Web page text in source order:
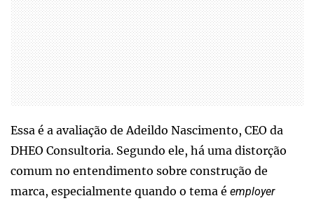
Essa é a avaliação de Adeildo Nascimento, CEO da
DHEO Consultoria. Segundo ele, há uma distorção
comum no entendimento sobre construção de
marca, especialmente quando o tema é employer